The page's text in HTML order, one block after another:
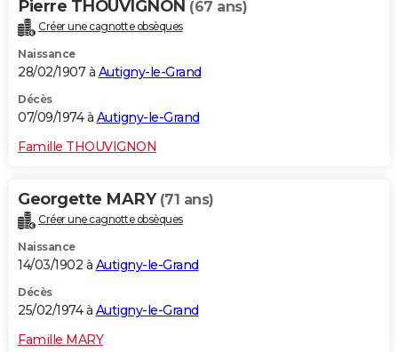
Pierre THOUVIGNON (67 ans)
Créer une cagnotte obsèques
Naissance
28/02/1907 à Autigny-le-Grand
Décès
07/09/1974 à Autigny-le-Grand
Famille THOUVIGNON
Georgette MARY (71 ans)
Créer une cagnotte obsèques
Naissance
14/03/1902 à Autigny-le-Grand
Décès
25/02/1974 à Autigny-le-Grand
Famille MARY